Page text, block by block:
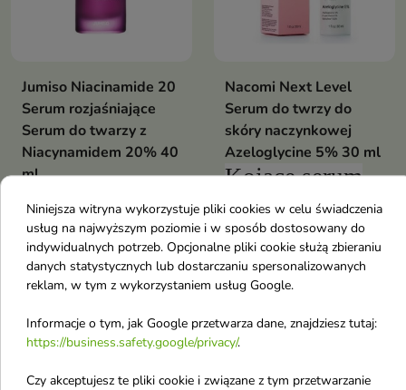
cery
Jumiso Niacinamide 20
Serum rozjaśniające
Serum do twarzy z
Niacynamidem 20% 40
ml
twarzy rozświetla, wygładza i
wspiera redukcję widoczności
przebarwień. Formuła z 20%
niacynamidem, kwasem
traneksamowym, glutationem,
składnikami CICA i kwasem
wyrównać koloryt oraz nawilżyć
skórę
16,30 €
Nacomi Next Level
Serum do twrzy do
skóry naczynkowej
Azeloglycine 5% 30 ml
Kojące serum
do twarzyto
natychmiastowy
ratunek i
ukojenie dla
cery
naczynkowej i
6,90 €
Pokazano 1-2 z 2 pozycji
Niniejsza witryna wykorzystuje pliki cookies w celu świadczenia
usług na najwyższym poziomie i w sposób dostosowany do
indywidualnych potrzeb. Opcjonalne pliki cookie służą zbieraniu
danych statystycznych lub dostarczaniu spersonalizowanych
reklam, w tym z wykorzystaniem usług Google.
Informacje o tym, jak Google przetwarza dane, znajdziesz tutaj:
https://business.safety.google/privacy/.
Czy akceptujesz te pliki cookie i związane z tym przetwarzanie